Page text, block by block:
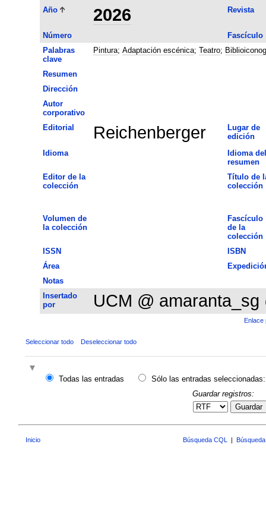
Año 2026 Revista
Número
Fascículo
Palabras
clave
Pintura; Adaptación escénica; Teatro;
Resumen
Dirección
Autor
corporativo
Editorial
Reichenberger
Lugar de
edición
Idioma
Idioma del
resumen
Editor de la
colección
Título de
colección
Volumen de
la colección
Fascículo
de la
colección
ISSN
ISBN
Área
Notas
Insertado
por
UCM @ amaranta_sg
Enlace
Seleccionar todo Deseleccionar todo
Todas las entradas
Sólo las entradas seleccionadas:
Guardar registros:
Guardar
Inicio Búsqueda CQL